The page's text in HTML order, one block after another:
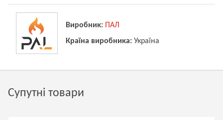
Виробник: ПАЛ
Країна виробника: Україна
Супутні товари